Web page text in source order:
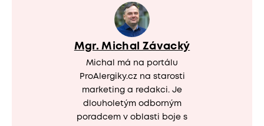
Mgr. Michal Závacký
Michal má na portálu
ProAlergiky.cz na starosti
marketing a redakci. Je
dlouholetým odborným
poradcem v oblasti boje s